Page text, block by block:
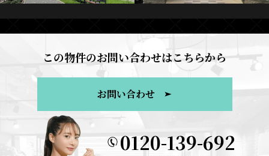
この物件のお問い合わせはこちらから
お問い合わせ
0120-139-692